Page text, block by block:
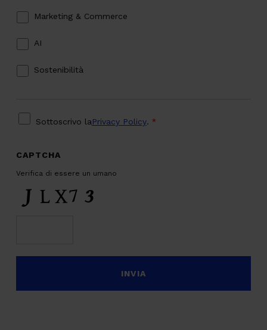
Marketing & Commerce
AI
Sostenibilità
PRIVACY
Sottoscrivo laPrivacy Policy. *
CAPTCHA
Verifica di essere un umano